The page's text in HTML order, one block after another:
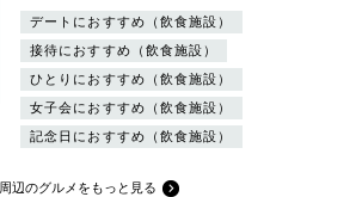
デートにおすすめ（飲食施設）
接待におすすめ（飲食施設）
ひとりにおすすめ（飲食施設）
女子会におすすめ（飲食施設）
記念日におすすめ（飲食施設）
周辺のグルメをもっと見る